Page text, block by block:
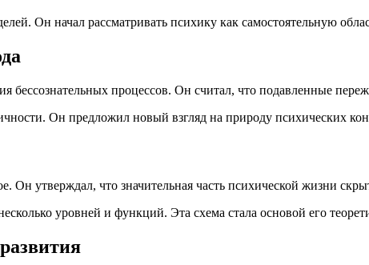
Он начал рассматривать психику как самостоятельную
бессознательных процессов. Он считал, что подавленные
Он предложил новый взгляд на природу психических
Он утверждал, что значительная часть психической жизни
уровней и функций. Эта схема стала основой его